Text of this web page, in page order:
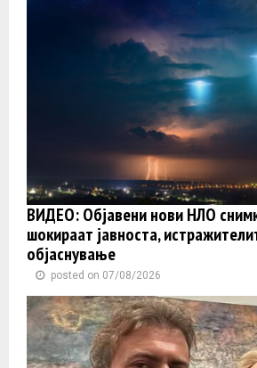
ВИДЕО: Објавени нови НЛО
шокираат јавноста,
објаснување
posted on 07/08/2026